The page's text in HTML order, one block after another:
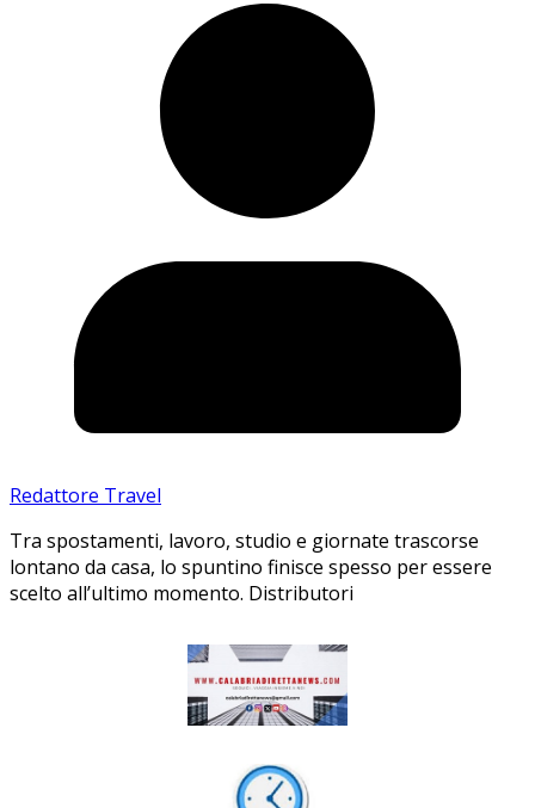
Redattore Travel
Tra spostamenti, lavoro, studio e giornate trascorse
lontano da casa, lo spuntino finisce spesso per essere
scelto all’ultimo momento. Distributori